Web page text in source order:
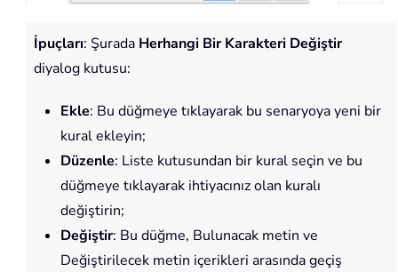
İpuçları: Şurada Herhangi Bir Karakteri Değiştir
diyalog kutusu:
Ekle: Bu düğmeye tıklayarak bu senaryoya yeni bir
kural ekleyin;
Düzenle: Liste kutusundan bir kural seçin ve bu
düğmeye tıklayarak ihtiyacınız olan kuralı
değiştirin;
Değiştir: Bu düğme, Bulunacak metin ve
Değiştirilecek metin içerikleri arasında geçiş